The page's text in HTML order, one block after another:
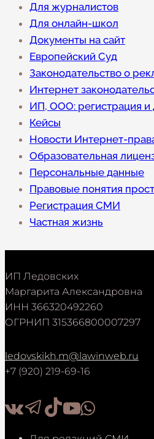
Для журналистов
Для онлайн-школ
Документы на сайт
Европейский Суд
Законодательство о
Интернет
ИП, ООО: регистрация и
Кейсы
Новости Интернет-
Образовательная
Персональные данные
Правовые понятия
Регистрация СМИ
Частная жизнь
ИП Ледовских
Маргарита Александровна
ИНН 366320492260
ОГРНИП 315366800007297
ledovskikh.m@lawinweb.ru
+7 (920) 219-69-16